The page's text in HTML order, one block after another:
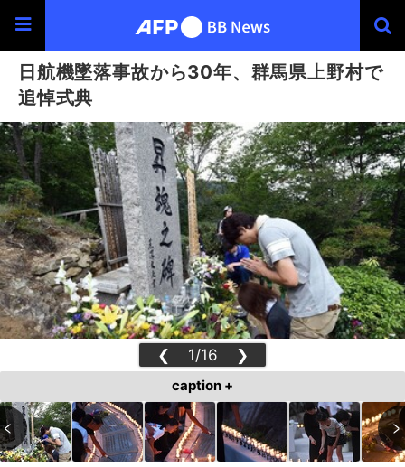
日航機墜落事故から30年、群馬県上野村で
追悼式典
❮ 1/16 ❯
caption +